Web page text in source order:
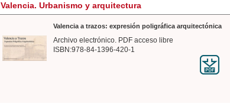
Valencia. Urbanismo y arquitectura
Valencia a trazos: expresión poligráfica arquitectónica
Archivo electrónico. PDF acceso libre
ISBN:978-84-1396-420-1